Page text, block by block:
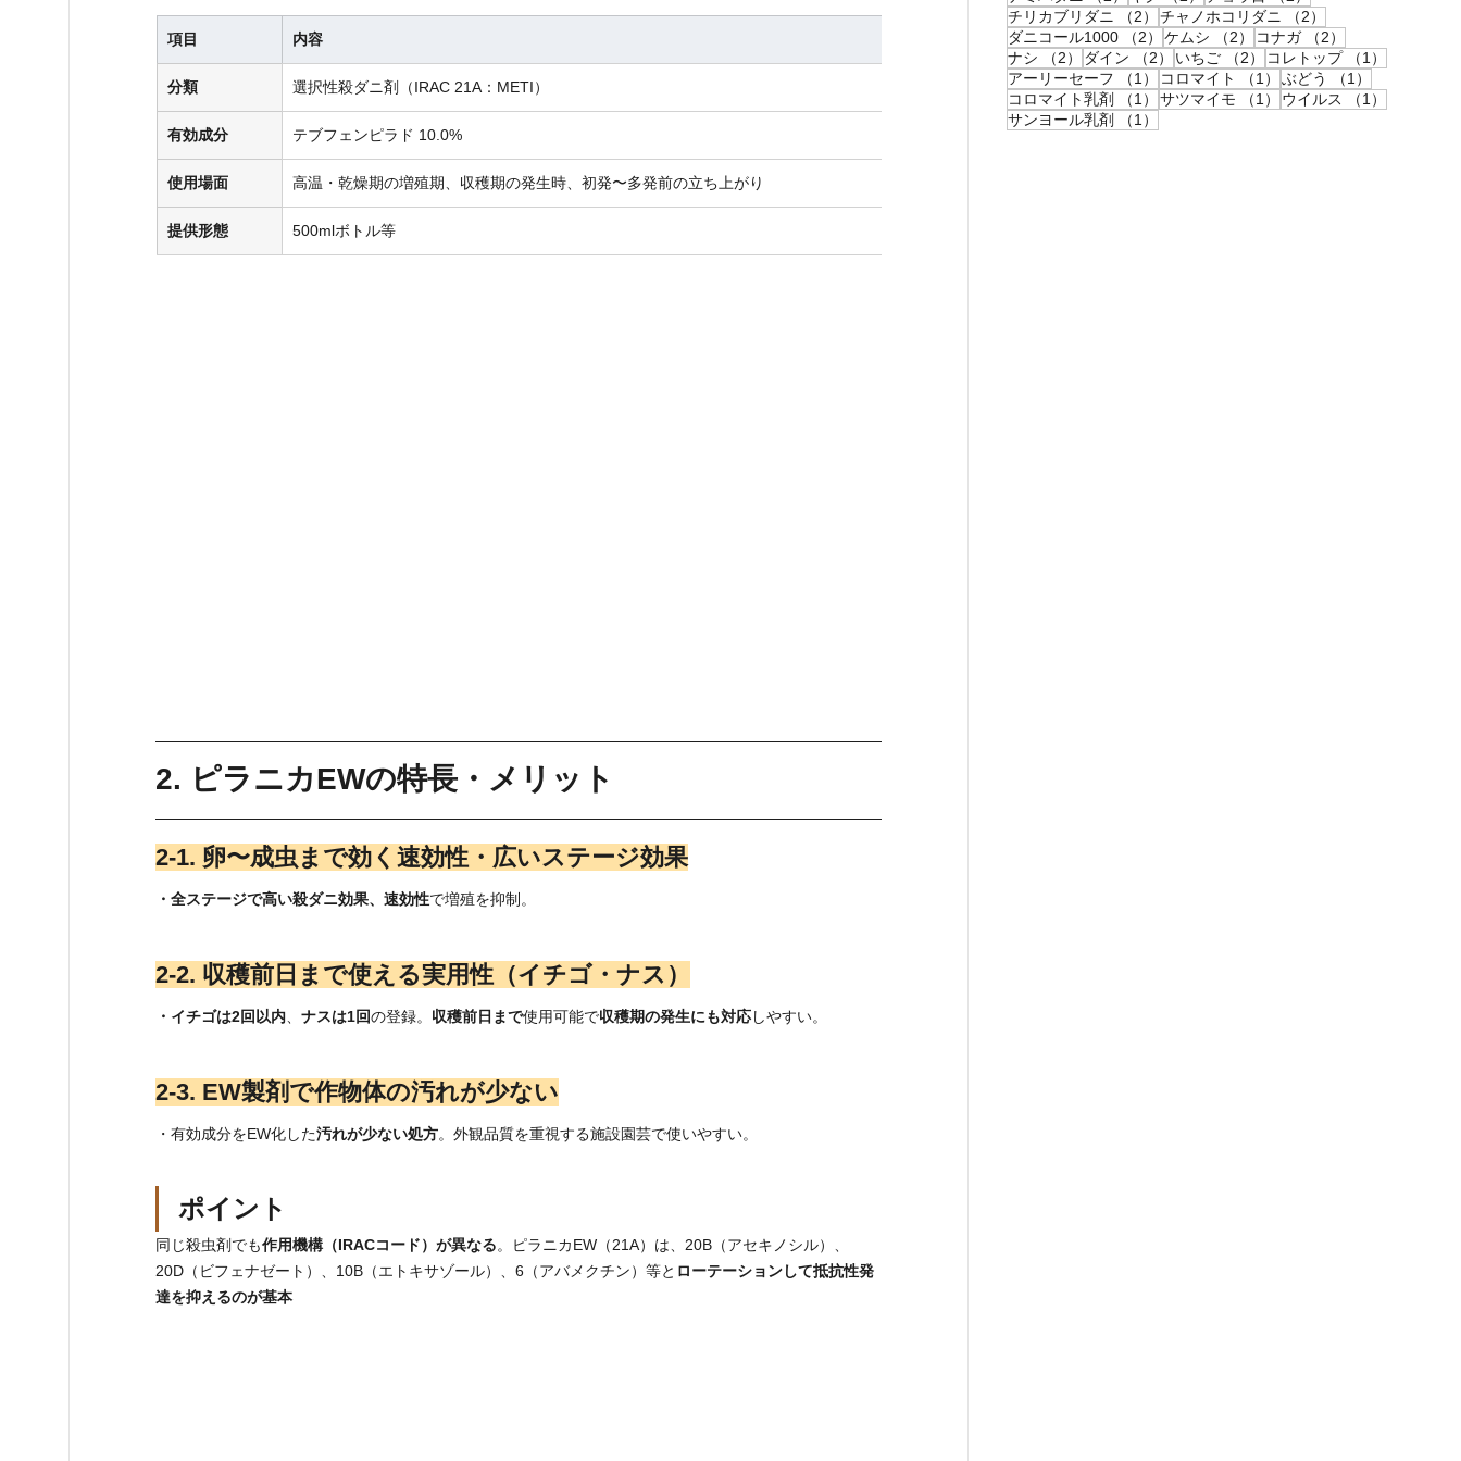
項目 内容
分類 選択性殺ダニ剤（IRAC 21A：METI）
有効成分 テブフェンピラド 10.0%
使用場面 高温・乾燥期の増殖期、収穫期の発生時、初発〜多発前の立ち上がり
提供形態 500mlボトル等
2. ピラニカEWの特長・メリット
2‑1. 卵〜成虫まで効く速効性・広いステージ効果
・全ステージで高い殺ダニ効果、速効性で増殖を抑制。
2‑2. 収穫前日まで使える実用性（イチゴ・ナス）
・イチゴは2回以内、 ナスは1回の登録。 収穫前日まで使用可能で収穫期の発生にも対応しやすい。
2‑3. EW製剤で作物体の汚れが少ない
・有効成分をEW化した汚れが少ない処方。外観品質を重視する施設園芸で使いやすい。
ポイント
同じ殺虫剤でも作用機構（IRACコード）が異なる。ピラニカEW（21A）は、20B（アセキノシル）、
20D（ビフェナゼート）、10B（エトキサゾール）、6（アバメクチン）等と ローテーションして抵抗性発
達を抑えるのが基本
チリカブリダニ
（2） 2件の記事
チャノホコリダニ （2）
ダニコール1000
（2） 2件の記事
ケムシ （2） 2件の記事
コナガ （2）
ナシ
（2） 2件の記事
ダイン （2） 2件の記事
いちご （2） 2件の記事
コレトップ （1）
アーリーセーフ
（1） 1件の記事
コロマイト （1） 1件の記事
ぶどう （1）
コロマイト乳剤
（1） 1件の記事
サツマイモ （1） 1件の記事
ウイルス （1）
サンヨール乳剤
（1）